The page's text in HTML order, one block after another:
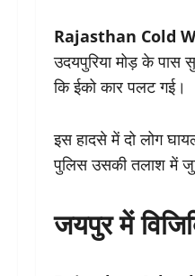
Rajasthan Cold
उदयपुरिया मोड़ के पास
कि ईको कार पलट गई।
इस हादसे में दो लोग
पुलिस उसकी तलाश में
जयपुर में